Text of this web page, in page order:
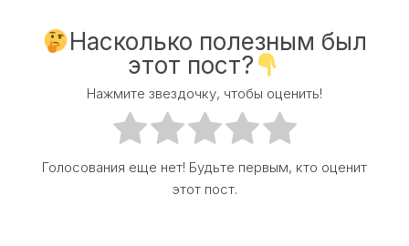
Насколько полезным был
этот пост?
Нажмите звездочку, чтобы оценить!
Голосования еще нет! Будьте первым, кто оценит
этот пост.